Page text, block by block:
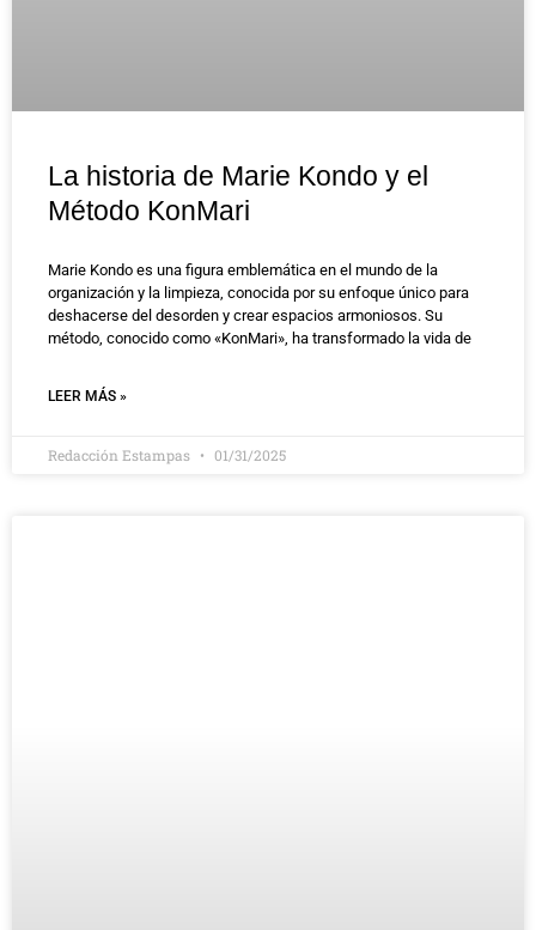
La historia de Marie Kondo y el
Método KonMari
Marie Kondo es una figura emblemática en el mundo de la
organización y la limpieza, conocida por su enfoque único para
deshacerse del desorden y crear espacios armoniosos. Su
método, conocido como «KonMari», ha transformado la vida de
LEER MÁS »
Redacción Estampas 01/31/2025